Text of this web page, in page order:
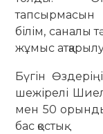
білім, саналы
жұмыс
Бүгін
шежірелі
мен 50
бас қостық.